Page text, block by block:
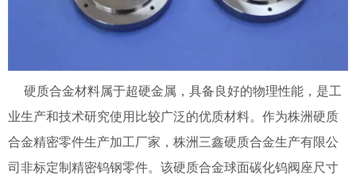
硬质合金材料属于超硬金属，具备良好的物理性能，是工
业生产和技术研究使用比较广泛的优质材料。作为株洲硬质
合金精密零件生产加工厂家，株洲三鑫硬质合金生产有限公
司非标定制精密钨钢零件。该硬质合金球面碳化钨阀座尺寸